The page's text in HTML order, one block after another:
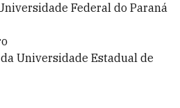
Federal do Paraná
Universidade Estadual de